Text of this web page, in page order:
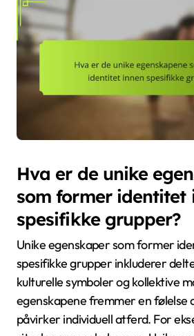
Hva er de unike
som former identitet
spesifikke grupper?
Unike egenskaper som former
spesifikke grupper inkluderer
kulturelle symboler og kollektive
egenskapene fremmer en følelse
påvirker individuell atferd. For